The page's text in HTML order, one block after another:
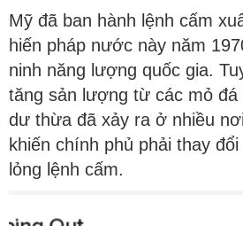
Mỹ đã ban hành lệnh cấm
hiến pháp nước này năm
ninh năng lượng quốc gia.
tăng sản lượng từ các mỏ đá
dư thừa đã xảy ra ở nhiều
khiến chính phủ phải thay
lỏng lệnh cấm.